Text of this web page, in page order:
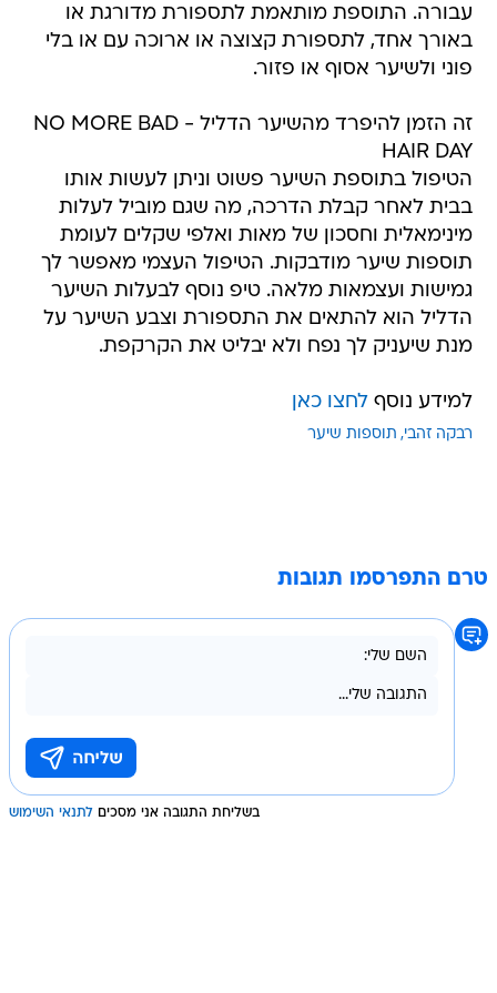
עבורה. התוספת מותאמת לתספורת מדורגת או
באורך אחד, לתספורת קצוצה או ארוכה עם או בלי
פוני ולשיער אסוף או פזור.
זה הזמן להיפרד מהשיער הדליל - NO MORE BAD
HAIR DAY
הטיפול בתוספת השיער פשוט וניתן לעשות אותו
בבית לאחר קבלת הדרכה, מה שגם מוביל לעלות
מינימאלית וחסכון של מאות ואלפי שקלים לעומת
תוספות שיער מודבקות. הטיפול העצמי מאפשר לך
גמישות ועצמאות מלאה. טיפ נוסף לבעלות השיער
הדליל הוא להתאים את התספורת וצבע השיער על
מנת שיעניק לך נפח ולא יבליט את הקרקפת.
למידע נוסףלחצו כאן
רבקה זהבי תוספות שיער
טרם התפרסמו תגובות
בשליחת התגובה אני מסכים לתנאי השימוש